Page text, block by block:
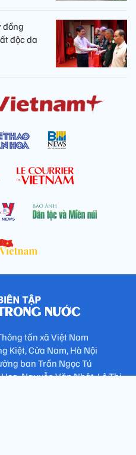
đồng
độc da
tấn xã Việt Nam
Kiệt, Cửa Nam, Hà Nội
ban Trần Ngọc Tú
Nguyễn Văn Nhật, Lê Thị